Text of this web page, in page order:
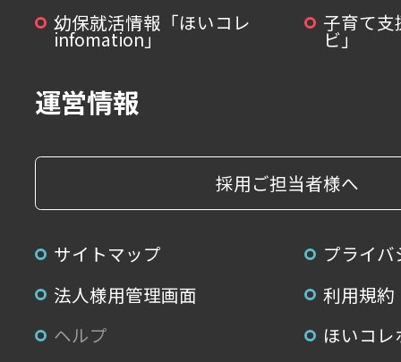
幼保就活情報「ほいコレ
infomation」
子育て支
ビ」
運営情報
採用ご担当者様へ
サイトマップ
プライ
法人様用管理画面
利用規約
ヘルプ
ほいコ